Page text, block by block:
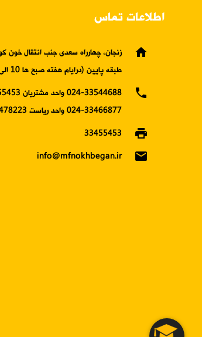
اطلاعات تماس
home
زنجان، چهارراه سعدی جنب انتقال خون
طبقه پایین (درایام هفته صبح ها 10 الی 13 عصر ها 16 الی19)
phone
33466877-024 واحد ریاست 33478223-024 واحد روابط عمومی
print
33455453
email
info@mfnokhbegan.ir